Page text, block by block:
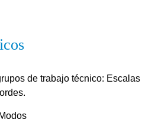
de trabajo técnico: Escalas